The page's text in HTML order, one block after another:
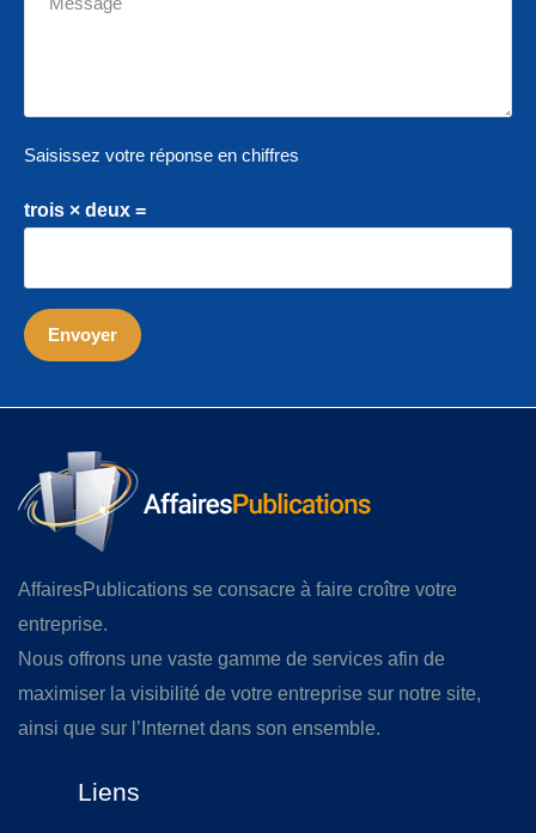
Saisissez votre réponse en chiffres
trois × deux =
AffairesPublications se consacre à faire croître votre
entreprise.
Nous offrons une vaste gamme de services afin de
maximiser la visibilité de votre entreprise sur notre site,
ainsi que sur l’Internet dans son ensemble.
Liens